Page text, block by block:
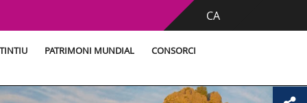
CA
PATRIMONI MUNDIAL CONSORCI